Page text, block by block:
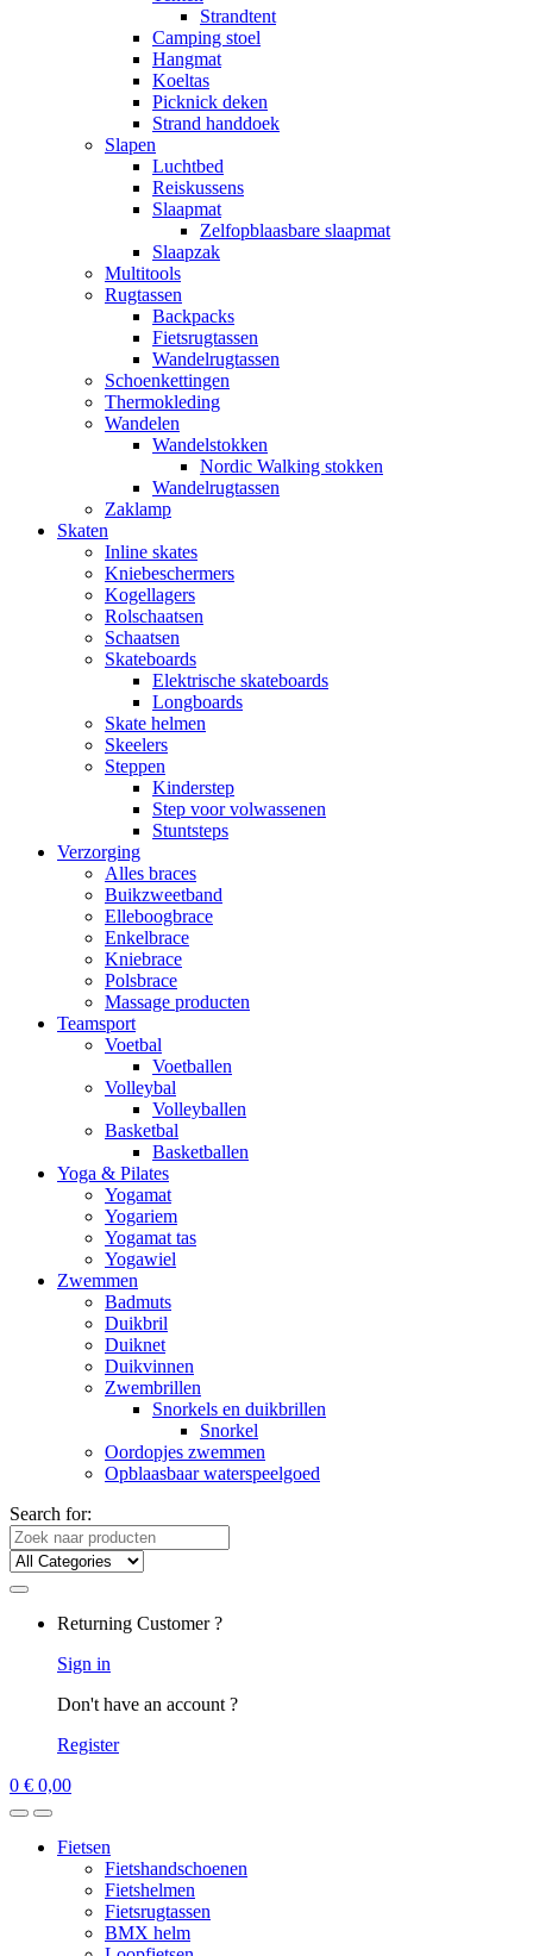
Strandtent
Camping stoel
Hangmat
Koeltas
Picknick deken
Strand handdoek
Slapen
Luchtbed
Reiskussens
Slaapmat
Zelfopblaasbare slaapmat
Slaapzak
Multitools
Rugtassen
Backpacks
Fietsrugtassen
Wandelrugtassen
Schoenkettingen
Thermokleding
Wandelen
Wandelstokken
Nordic Walking stokken
Wandelrugtassen
Zaklamp
Skaten
Inline skates
Kniebeschermers
Kogellagers
Rolschaatsen
Schaatsen
Skateboards
Elektrische skateboards
Longboards
Skate helmen
Skeelers
Steppen
Kinderstep
Step voor volwassenen
Stuntsteps
Verzorging
Alles braces
Buikzweetband
Elleboogbrace
Enkelbrace
Kniebrace
Polsbrace
Massage producten
Teamsport
Voetbal
Voetballen
Volleybal
Volleyballen
Basketbal
Basketballen
Yoga & Pilates
Yogamat
Yogariem
Yogamat tas
Yogawiel
Zwemmen
Badmuts
Duikbril
Duiknet
Duikvinnen
Zwembrillen
Snorkels en duikbrillen
Snorkel
Oordopjes zwemmen
Opblaasbaar waterspeelgoed
Search for:
Returning Customer ?
Sign in
Don't have an account ?
Register
0 € 0,00
Fietsen
Fietshandschoenen
Fietshelmen
Fietsrugtassen
BMX helm